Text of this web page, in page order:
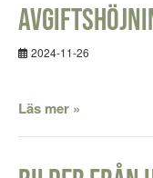
2024-11-26
Läs mer »